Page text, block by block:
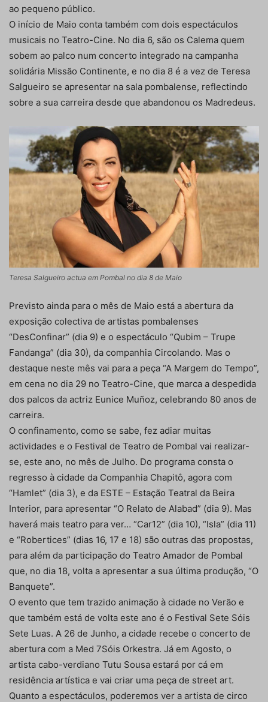
ao pequeno público.
O início de Maio conta também com dois espectáculos
musicais no Teatro-Cine. No dia 6, são os Calema quem
sobem ao palco num concerto integrado na campanha
solidária Missão Continente, e no dia 8 é a vez de Teresa
Salgueiro se apresentar na sala pombalense, reflectindo
sobre a sua carreira desde que abandonou os Madredeus.
Teresa Salgueiro actua em Pombal no dia 8 de Maio
Previsto ainda para o mês de Maio está a abertura da
exposição colectiva de artistas pombalenses
“DesConfinar” (dia 9) e o espectáculo “Qubim – Trupe
Fandanga” (dia 30), da companhia Circolando. Mas o
destaque neste mês vai para a peça “A Margem do Tempo”,
em cena no dia 29 no Teatro-Cine, que marca a despedida
dos palcos da actriz Eunice Muñoz, celebrando 80 anos de
carreira.
O confinamento, como se sabe, fez adiar muitas
actividades e o Festival de Teatro de Pombal vai realizar-
se, este ano, no mês de Julho. Do programa consta o
regresso à cidade da Companhia Chapitô, agora com
“Hamlet” (dia 3), e da ESTE – Estação Teatral da Beira
Interior, para apresentar “O Relato de Alabad” (dia 9). Mas
haverá mais teatro para ver… “Car12” (dia 10), “Isla” (dia 11)
e “Robertices” (dias 16, 17 e 18) são outras das propostas,
para além da participação do Teatro Amador de Pombal
que, no dia 18, volta a apresentar a sua última produção, “O
Banquete”.
O evento que tem trazido animação à cidade no Verão e
que também está de volta este ano é o Festival Sete Sóis
Sete Luas. A 26 de Junho, a cidade recebe o concerto de
abertura com a Med 7Sóis Orkestra. Já em Agosto, o
artista cabo-verdiano Tutu Sousa estará por cá em
residência artística e vai criar uma peça de street art.
Quanto a espectáculos, poderemos ver a artista de circo